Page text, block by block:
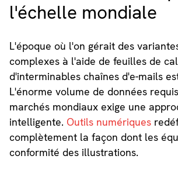
l'échelle mondiale
L'époque où l'on gérait des
complexes à l'aide de feuilles de
d'interminables chaînes d'e-mails
L'énorme volume de données
marchés mondiaux exige une
intelligente. Outils numériques
complètement la façon dont les
conformité des illustrations.